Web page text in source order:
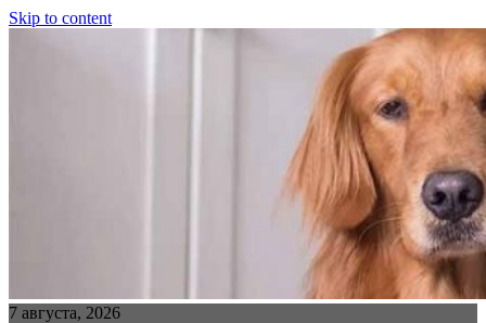
Skip to content
7 августа, 2026